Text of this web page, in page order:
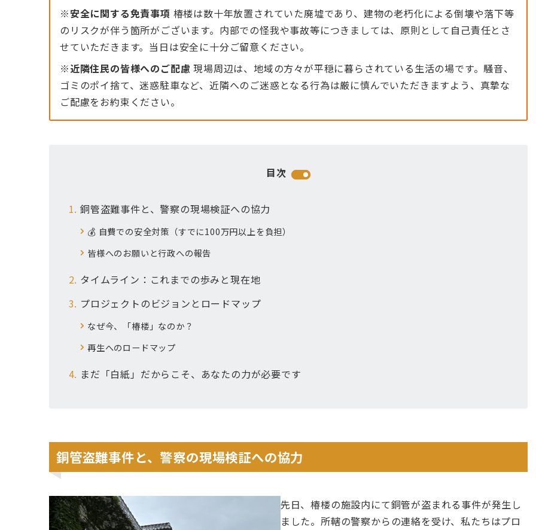
※安全に関する免責事項 椿楼は数十年放置されていた廃墟であり、建物の老朽化による倒壊や落下等
のリスクが伴う箇所がございます。内部での怪我や事故等につきましては、原則として自己責任とさ
せていただきます。当日は安全に十分ご留意ください。
※近隣住民の皆様へのご配慮 現場周辺は、地域の方々が平穏に暮らされている生活の場です。騒音、
ゴミのポイ捨て、迷惑駐車など、近隣へのご迷惑となる行為は厳に慎んでいただきますよう、真摯な
ご配慮をお約束ください。
目次
銅管盗難事件と、警察の現場検証への協力
💰 自費での安全対策（すでに100万円以上を負担）
皆様へのお願いと行政への報告
タイムライン：これまでの歩みと現在地
プロジェクトのビジョンとロードマップ
なぜ今、「椿楼」なのか？
再生へのロードマップ
まだ「白紙」だからこそ、あなたの力が必要です
銅管盗難事件と、警察の現場検証への協力
先日、椿楼の施設内にて銅管が盗まれる事件が発生し
ました。所轄の警察からの連絡を受け、私たちはプロ